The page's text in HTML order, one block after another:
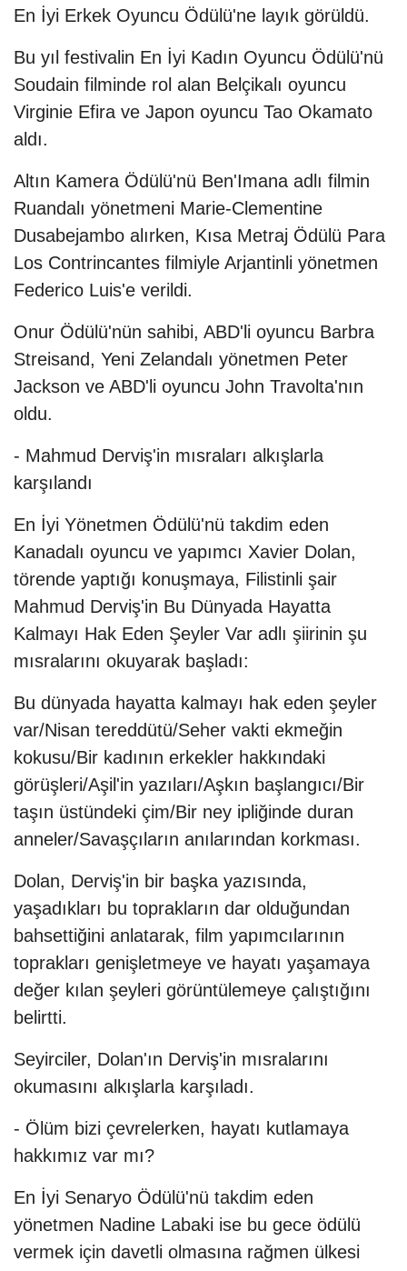
En İyi Erkek Oyuncu Ödülü'ne layık görüldü.
Bu yıl festivalin En İyi Kadın Oyuncu Ödülü'nü
Soudain filminde rol alan Belçikalı oyuncu
Virginie Efira ve Japon oyuncu Tao Okamato
aldı.
Altın Kamera Ödülü'nü Ben'Imana adlı filmin
Ruandalı yönetmeni Marie-Clementine
Dusabejambo alırken, Kısa Metraj Ödülü Para
Los Contrincantes filmiyle Arjantinli yönetmen
Federico Luis'e verildi.
Onur Ödülü'nün sahibi, ABD'li oyuncu Barbra
Streisand, Yeni Zelandalı yönetmen Peter
Jackson ve ABD'li oyuncu John Travolta'nın
oldu.
- Mahmud Derviş'in mısraları alkışlarla
karşılandı
En İyi Yönetmen Ödülü'nü takdim eden
Kanadalı oyuncu ve yapımcı Xavier Dolan,
törende yaptığı konuşmaya, Filistinli şair
Mahmud Derviş'in Bu Dünyada Hayatta
Kalmayı Hak Eden Şeyler Var adlı şiirinin şu
mısralarını okuyarak başladı:
Bu dünyada hayatta kalmayı hak eden şeyler
var/Nisan tereddütü/Seher vakti ekmeğin
kokusu/Bir kadının erkekler hakkındaki
görüşleri/Aşil'in yazıları/Aşkın başlangıcı/Bir
taşın üstündeki çim/Bir ney ipliğinde duran
anneler/Savaşçıların anılarından korkması.
Dolan, Derviş'in bir başka yazısında,
yaşadıkları bu toprakların dar olduğundan
bahsettiğini anlatarak, film yapımcılarının
toprakları genişletmeye ve hayatı yaşamaya
değer kılan şeyleri görüntülemeye çalıştığını
belirtti.
Seyirciler, Dolan'ın Derviş'in mısralarını
okumasını alkışlarla karşıladı.
- Ölüm bizi çevrelerken, hayatı kutlamaya
hakkımız var mı?
En İyi Senaryo Ödülü'nü takdim eden
yönetmen Nadine Labaki ise bu gece ödülü
vermek için davetli olmasına rağmen ülkesi